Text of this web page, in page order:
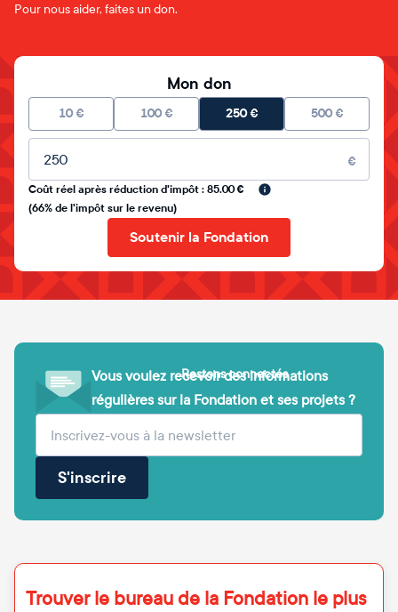
Pour nous aider, faites un don.
Mon don
10 € 100 € 250€ 500 €
Montant libre
€
Coût réel après réduction d'impôt : 85.00 €
(66% de l'impôt sur le revenu)
Soutenir la Fondation
Vous voulez recevoir des informations
régulières sur la Fondation et ses projets ?
Votre adresse e-mail
S'inscrire
Restons connectés
Trouver le bureau de la Fondation le plus